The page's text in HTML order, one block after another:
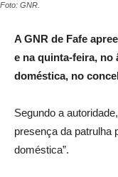
Foto: GNR.
A GNR de Fafe
e na quinta-feira, no
doméstica, no
Segundo a
presença da patrulha
doméstica”.